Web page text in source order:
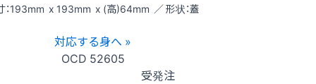
：193mm x 193mm x (高)64mm ／ 形状：蓋
対応する身へ »
OCD 52605
受発注